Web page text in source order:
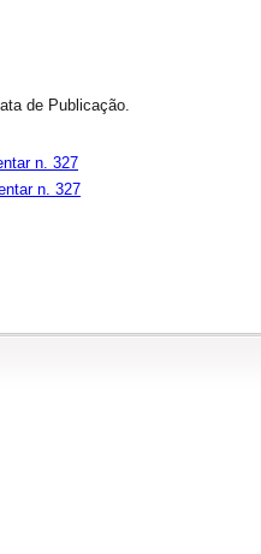
de Publicação.
n. 327
n. 327